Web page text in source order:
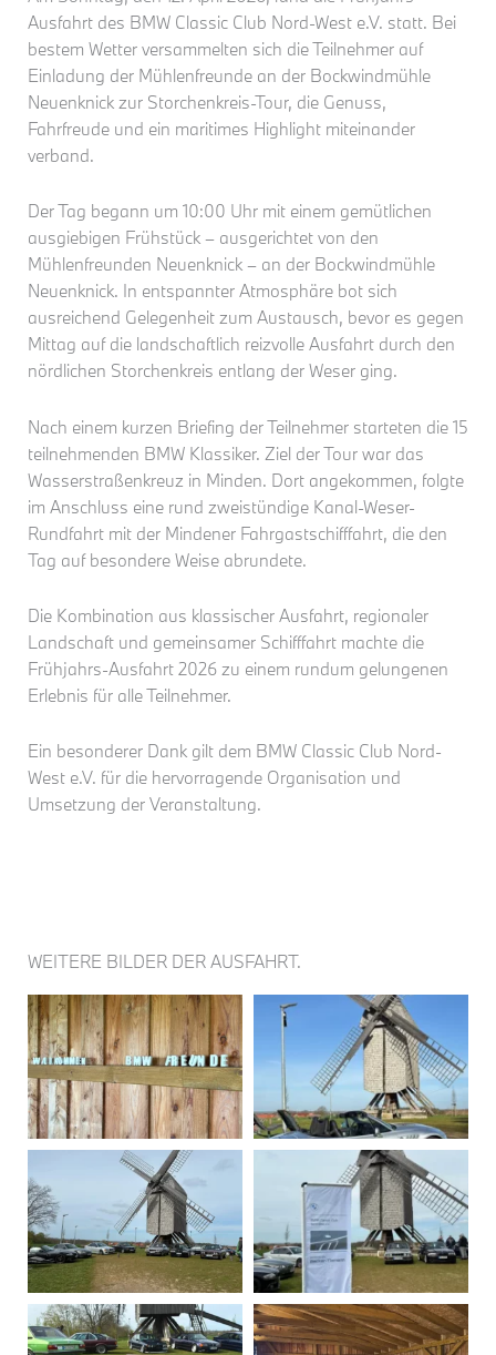
Ausfahrt des BMW Classic Club Nord-West e.V. statt. Bei
bestem Wetter versammelten sich die Teilnehmer auf
Einladung der Mühlenfreunde an der Bockwindmühle
Neuenknick zur Storchenkreis-Tour, die Genuss,
Fahrfreude und ein maritimes Highlight miteinander
verband.
Der Tag begann um 10:00 Uhr mit einem gemütlichen
ausgiebigen Frühstück – ausgerichtet von den
Mühlenfreunden Neuenknick – an der Bockwindmühle
Neuenknick. In entspannter Atmosphäre bot sich
ausreichend Gelegenheit zum Austausch, bevor es gegen
Mittag auf die landschaftlich reizvolle Ausfahrt durch den
nördlichen Storchenkreis entlang der Weser ging.
Nach einem kurzen Briefing der Teilnehmer starteten die 15
teilnehmenden BMW Klassiker. Ziel der Tour war das
Wasserstraßenkreuz in Minden. Dort angekommen, folgte
im Anschluss eine rund zweistündige Kanal-Weser-
Rundfahrt mit der Mindener Fahrgastschifffahrt, die den
Tag auf besondere Weise abrundete.
Die Kombination aus klassischer Ausfahrt, regionaler
Landschaft und gemeinsamer Schifffahrt machte die
Frühjahrs-Ausfahrt 2026 zu einem rundum gelungenen
Erlebnis für alle Teilnehmer.
Ein besonderer Dank gilt dem BMW Classic Club Nord-
West e.V. für die hervorragende Organisation und
Umsetzung der Veranstaltung.
WEITERE BILDER DER AUSFAHRT.